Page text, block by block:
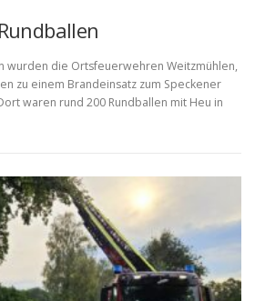
wurden die Ortsfeuerwehren Weitzmühlen,
zu einem Brandeinsatz zum Speckener
waren rund 200 Rundballen mit Heu in